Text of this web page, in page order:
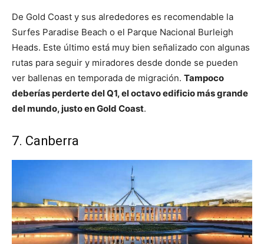
De Gold Coast y sus alrededores es recomendable la
Surfes Paradise Beach o el Parque Nacional Burleigh
Heads. Este último está muy bien señalizado con algunas
rutas para seguir y miradores desde donde se pueden
ver ballenas en temporada de migración. Tampoco
deberías perderte del Q1, el octavo edificio más grande
del mundo, justo en Gold Coast.
7. Canberra